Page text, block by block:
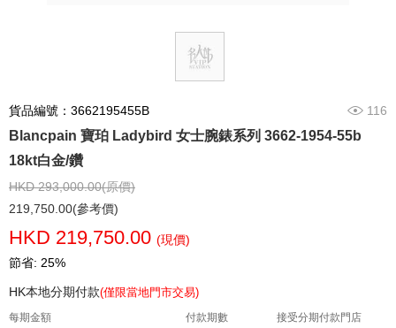
貨品編號：3662195455B 116
Blancpain 寶珀 Ladybird 女士腕錶系列 3662-1954-55b
18kt白金/鑽
HKD 293,000.00(原價)
219,750.00(參考價)
HKD 219,750.00 (現價)
節省: 25%
HK本地分期付款(僅限當地門市交易)
每期金額 付款期數 接受分期付款門店